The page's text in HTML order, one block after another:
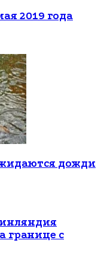
2019 года
дожди
границе с